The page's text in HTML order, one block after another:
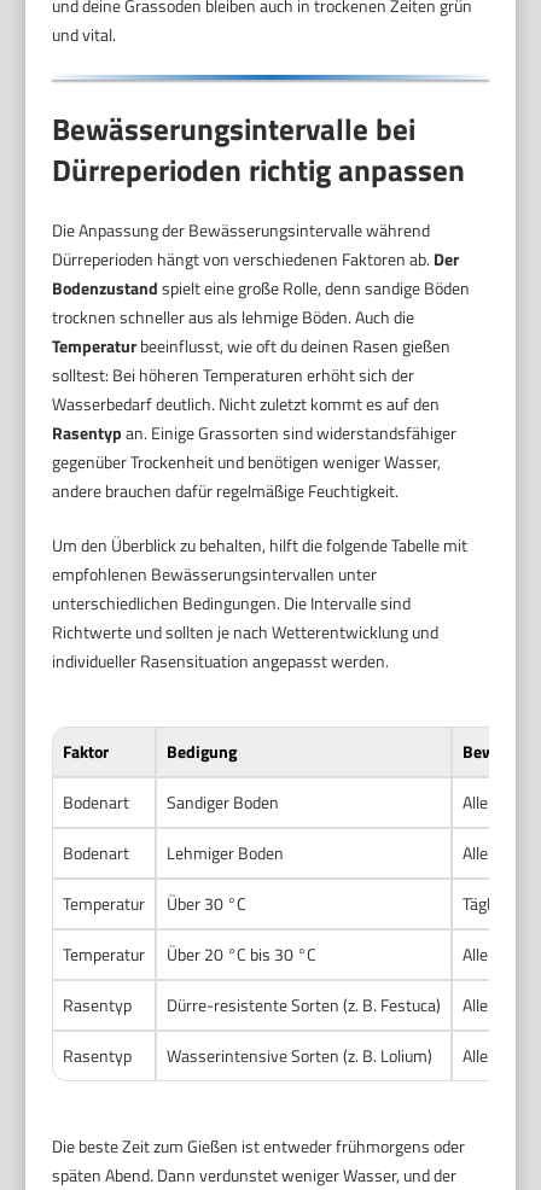
und vital.
Bewässerungsintervalle bei
Dürreperioden richtig anpassen
Die Anpassung der Bewässerungsintervalle während
Dürreperioden hängt von verschiedenen Faktoren ab. Der
Bodenzustandspielt eine große Rolle, denn sandige Böden
trocknen schneller aus als lehmige Böden. Auch die
Temperaturbeeinflusst, wie oft du deinen Rasen gießen
solltest: Bei höheren Temperaturen erhöht sich der
Wasserbedarf deutlich. Nicht zuletzt kommt es auf den
Rasentypan. Einige Grassorten sind widerstandsfähiger
gegenüber Trockenheit und benötigen weniger Wasser,
andere brauchen dafür regelmäßige Feuchtigkeit.
Um den Überblick zu behalten, hilft die folgende Tabelle mit
empfohlenen Bewässerungsintervallen unter
unterschiedlichen Bedingungen. Die Intervalle sind
Richtwerte und sollten je nach Wetterentwicklung und
individueller Rasensituation angepasst werden.
Faktor Bedigung
Bodenart
Sandiger Boden
Alle 1–2
Bodenart
Lehmiger Boden
Alle 3–4
Temperatur
Über 30 °C
Täglich,
Temperatur
Über 20 °C bis 30 °C
Alle 2 Tage
Rasentyp
Dürre-resistente Sorten (z. B. Festuca)
Alle 3–5
Rasentyp
Wasserintensive Sorten (z. B. Lolium) Alle 1–2
Die beste Zeit zum Gießen ist entweder frühmorgens oder
späten Abend. Dann verdunstet weniger Wasser, und der